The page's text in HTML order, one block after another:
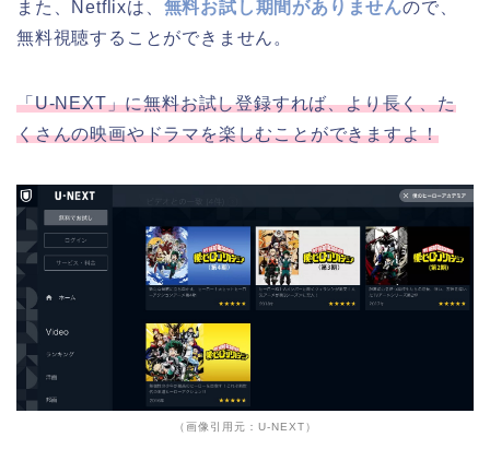
また、Netflixは、 無料お試し期間がありませんので、
無料視聴することができません。
「U-NEXT」に無料お試し登録すれば、より長く、た
くさんの映画やドラマを楽しむことができますよ！
（画像引用元：U-NEXT）